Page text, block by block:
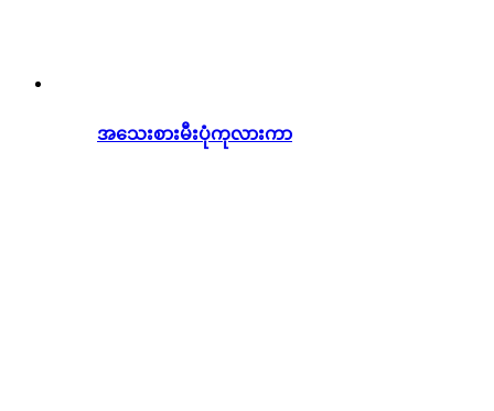
အသေးစားမီးပုံကုလားကာ